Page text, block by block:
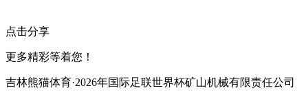
点击分享
更多精彩等着您！
吉林熊猫体育·2026年国际足联世界杯矿山机械有限责任公司